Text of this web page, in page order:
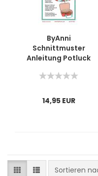
ByAnni
Schnittmuster
Anleitung Potluck
14,95 EUR
Sortieren
Sortieren